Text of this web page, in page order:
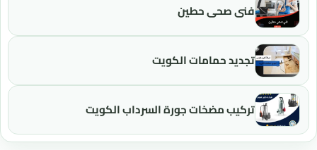
فني صحي حطين
تجديد حمامات الكويت
تركيب مضخات جورة السرداب الكويت